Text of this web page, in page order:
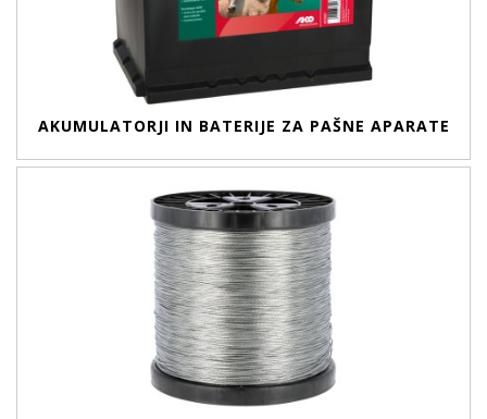
AKUMULATORJI IN BATERIJE ZA PAŠNE APARATE